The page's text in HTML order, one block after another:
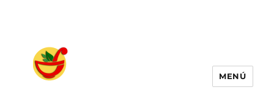
MENÚ